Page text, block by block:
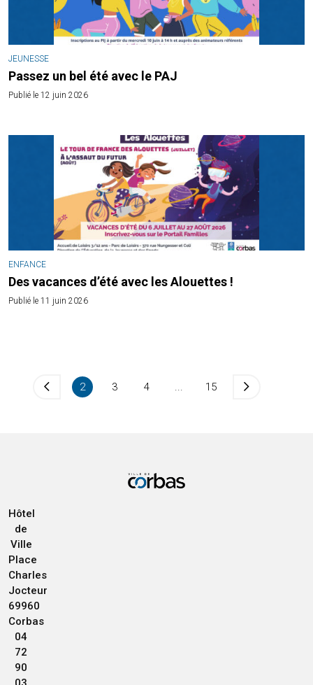
JEUNESSE
Passez un bel été avec le PAJ
Publié le 12 juin 2026
ENFANCE
Des vacances d’été avec les Alouettes !
Publié le 11 juin 2026
2 3 4 ... 15
Hôtel
de
Ville
Place
Charles
Jocteur
69960
Corbas
04
72
90